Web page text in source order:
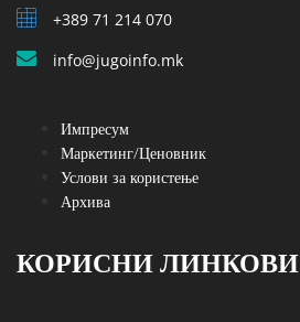
+389 71 214 070
info@jugoinfo.mk
Импресум
Маркетинг/Ценовник
Услови за користење
Архива
КОРИСНИ ЛИНКОВИ